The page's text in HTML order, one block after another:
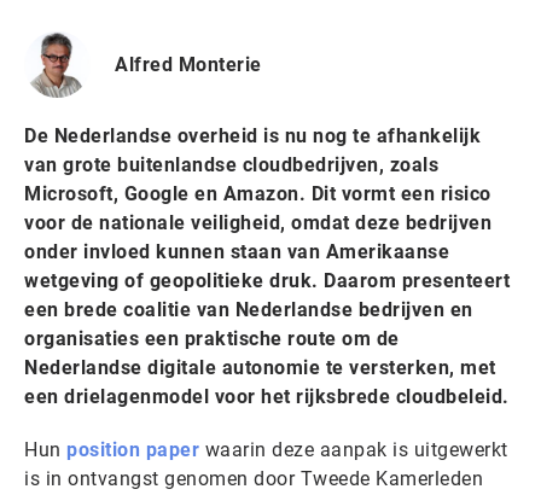
Alfred Monterie
De Nederlandse overheid is nu nog te afhankelijk
van grote buitenlandse cloudbedrijven, zoals
Microsoft, Google en Amazon. Dit vormt een risico
voor de nationale veiligheid, omdat deze bedrijven
onder invloed kunnen staan van Amerikaanse
wetgeving of geopolitieke druk. Daarom presenteert
een brede coalitie van Nederlandse bedrijven en
organisaties een praktische route om de
Nederlandse digitale autonomie te versterken, met
een drielagenmodel voor het rijksbrede cloudbeleid.
Hun position paper waarin deze aanpak is uitgewerkt
is in ontvangst genomen door Tweede Kamerleden